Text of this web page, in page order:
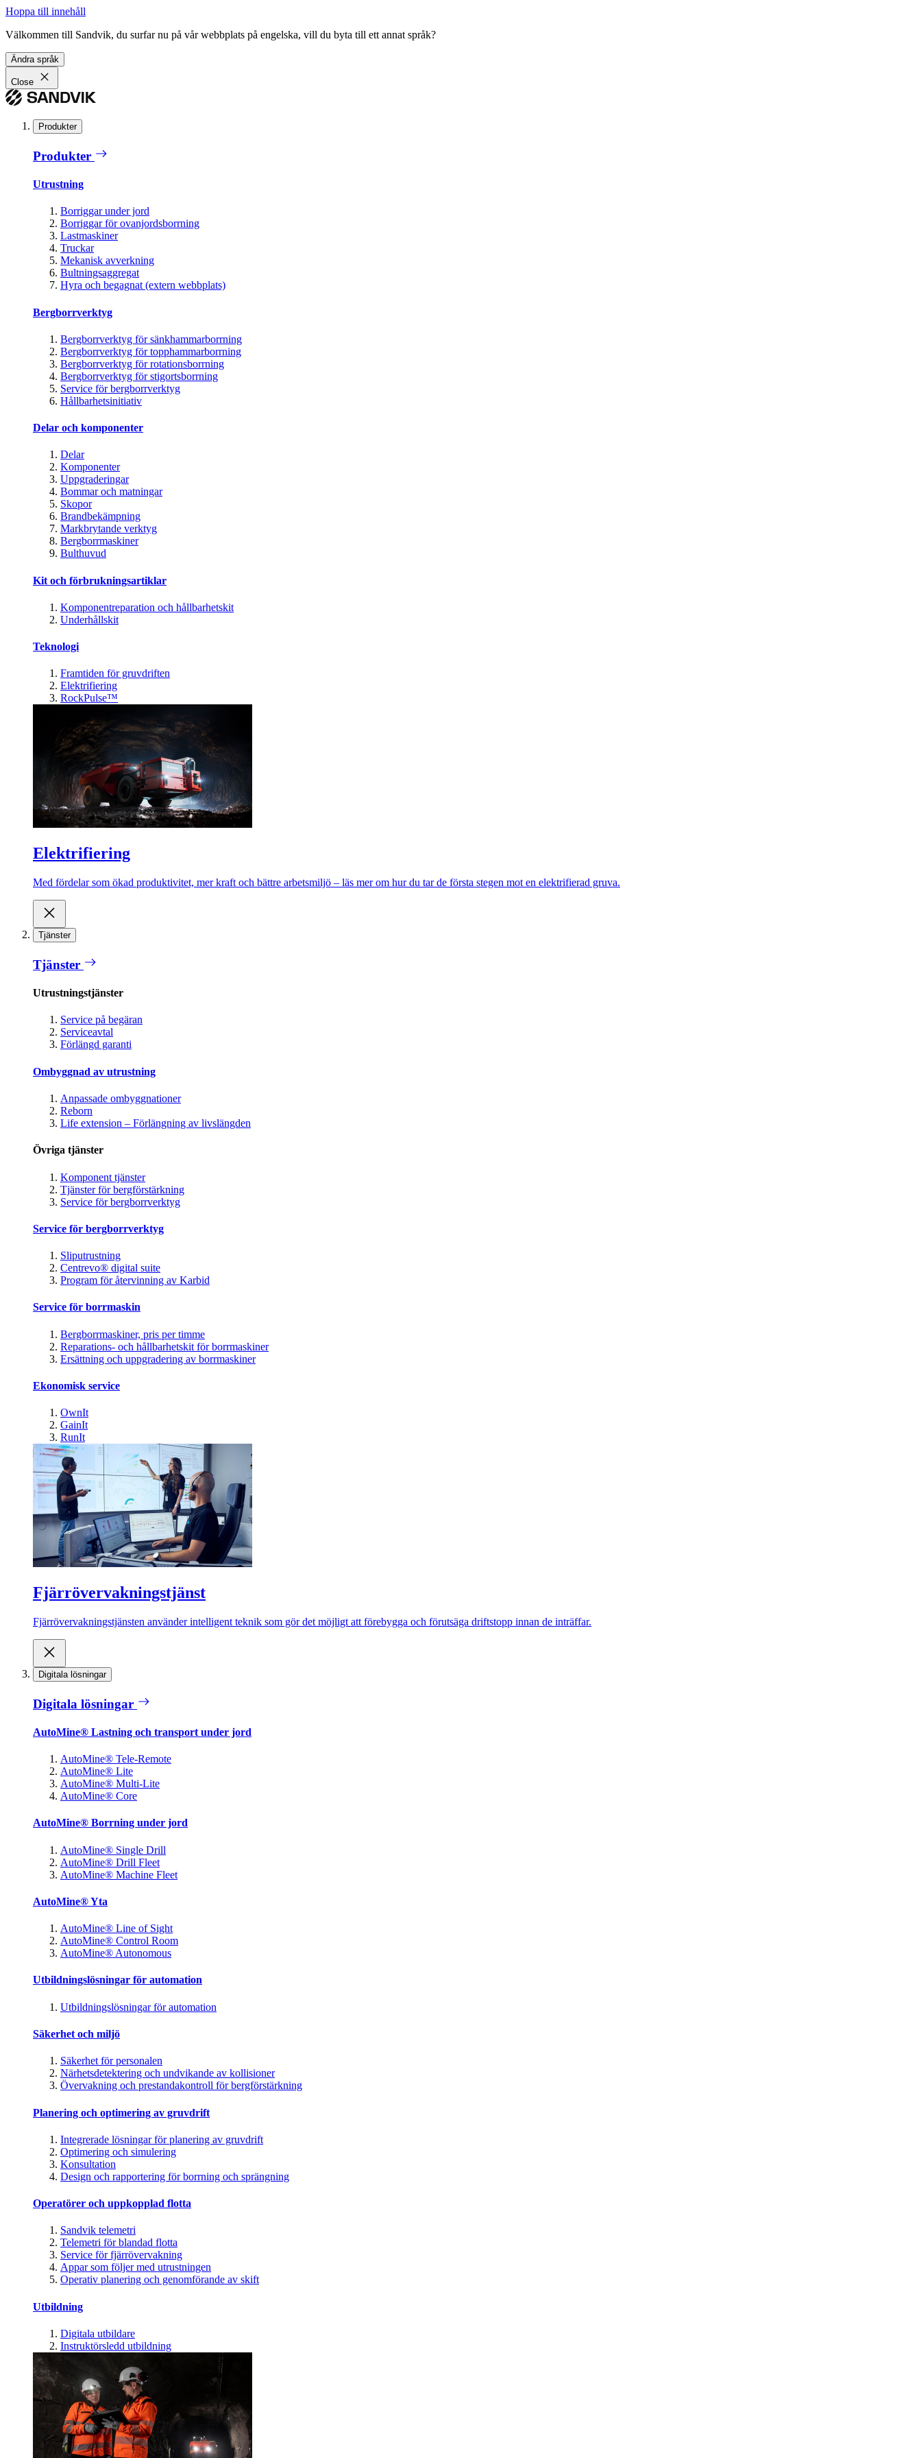
Hoppa till innehåll
Välkommen till Sandvik, du surfar nu på vår webbplats på engelska, vill du byta till ett annat språk?
Ändra språk
Close
Produkter
Produkter
Utrustning
Borriggar under jord
Borriggar för ovanjordsborrning
Lastmaskiner
Truckar
Mekanisk avverkning
Bultningsaggregat
Hyra och begagnat (extern webbplats)
Bergborrverktyg
Bergborrverktyg för sänkhammarborrning
Bergborrverktyg för topphammarborrning
Bergborrverktyg för rotationsborrning
Bergborrverktyg för stigortsborrning
Service för bergborrverktyg
Hållbarhetsinitiativ
Delar och komponenter
Delar
Komponenter
Uppgraderingar
Bommar och matningar
Skopor
Brandbekämpning
Markbrytande verktyg
Bergborrmaskiner
Bulthuvud
Kit och förbrukningsartiklar
Komponentreparation och hållbarhetskit
Underhållskit
Teknologi
Framtiden för gruvdriften
Elektrifiering
RockPulse™
Elektrifiering
Med fördelar som ökad produktivitet, mer kraft och bättre arbetsmiljö – läs mer om hur du tar de första stegen mot en elektrifierad gruva.
Tjänster
Tjänster
Utrustningstjänster
Service på begäran
Serviceavtal
Förlängd garanti
Ombyggnad av utrustning
Anpassade ombyggnationer
Reborn
Life extension – Förlängning av livslängden
Övriga tjänster
Komponent tjänster
Tjänster för bergförstärkning
Service för bergborrverktyg
Service för bergborrverktyg
Sliputrustning
Centrevo® digital suite
Program för återvinning av Karbid
Service för borrmaskin
Bergborrmaskiner, pris per timme
Reparations- och hållbarhetskit för borrmaskiner
Ersättning och uppgradering av borrmaskiner
Ekonomisk service
OwnIt
GainIt
RunIt
Fjärrövervakningstjänst
Fjärrövervakningstjänsten använder intelligent teknik som gör det möjligt att förebygga och förutsäga driftstopp innan de inträffar.
Digitala lösningar
Digitala lösningar
AutoMine® Lastning och transport under jord
AutoMine® Tele-Remote
AutoMine® Lite
AutoMine® Multi-Lite
AutoMine® Core
AutoMine® Borrning under jord
AutoMine® Single Drill
AutoMine® Drill Fleet
AutoMine® Machine Fleet
AutoMine® Yta
AutoMine® Line of Sight
AutoMine® Control Room
AutoMine® Autonomous
Utbildningslösningar för automation
Utbildningslösningar för automation
Säkerhet och miljö
Säkerhet för personalen
Närhetsdetektering och undvikande av kollisioner
Övervakning och prestandakontroll för bergförstärkning
Planering och optimering av gruvdrift
Integrerade lösningar för planering av gruvdrift
Optimering och simulering
Konsultation
Design och rapportering för borrning och sprängning
Operatörer och uppkopplad flotta
Sandvik telemetri
Telemetri för blandad flotta
Service för fjärrövervakning
Appar som följer med utrustningen
Operativ planering och genomförande av skift
Utbildning
Digitala utbildare
Instruktörsledd utbildning